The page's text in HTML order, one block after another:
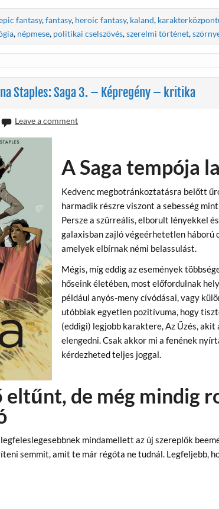
fantasy,fantasy, heroic fantasy, kaland,
, népmese, politikai cselszövés,szerelmi történet,
Staples: Saga 3. – Képregény – kritika
Leave a comment
A Saga tempója
Kedvenc megbotránkoztatásra belőtt
harmadik részre viszont a sebesség
Persze a szürreális, elborult lényekkel
galaxisban zajló végeérhetetlen háború
amelyek elbírnak némi belassulást.
Mégis, míg eddig az események
hőseink életében, most előfordulnak
például anyós-meny cívódásai, vagy
utóbbiak egyetlen pozitívuma, hogy
(eddigi) legjobb karaktere, Az Űzés,
elengedni. Csak akkor mi a fenének
kérdezheted teljes joggal.
de még mindig
mindamellett az új szereplők
semmit, amit te már régóta ne tudnál. Legfeljebb,